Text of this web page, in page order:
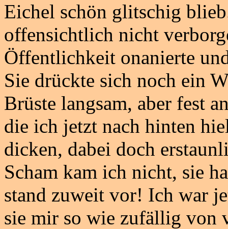
Eichel schön glitschig
offensichtlich nicht
Öffentlichkeit onanierte
Sie drückte sich noch ein
Brüste langsam, aber fest
die ich jetzt nach hinten
dicken, dabei doch
Scham kam ich nicht, sie
stand zuweit vor! Ich war
sie mir so wie zufällig von